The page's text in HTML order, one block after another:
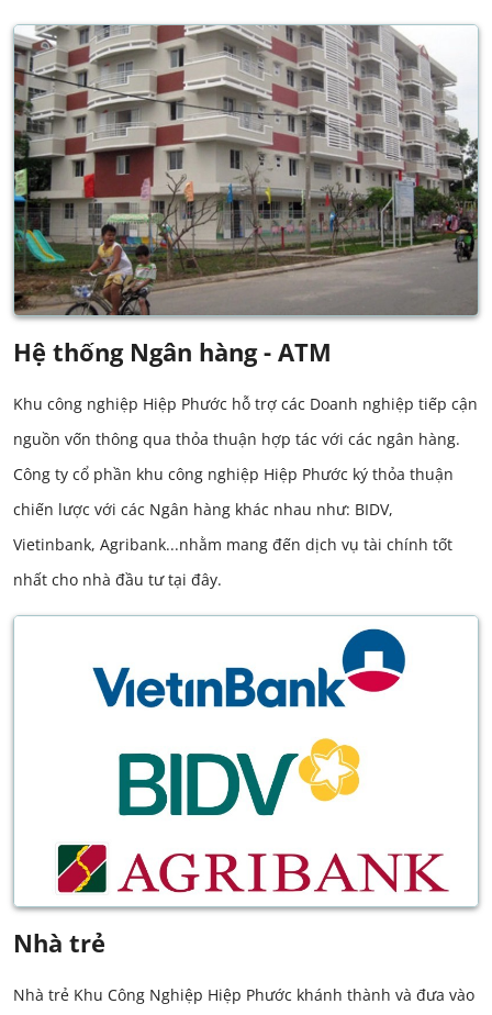
Hệ thống Ngân hàng - ATM
Khu công nghiệp Hiệp Phước hỗ trợ các Doanh nghiệp tiếp cận
nguồn vốn thông qua thỏa thuận hợp tác với các ngân hàng.
Công ty cổ phần khu công nghiệp Hiệp Phước ký thỏa thuận
chiến lược với các Ngân hàng khác nhau như: BIDV,
Vietinbank, Agribank...nhằm mang đến dịch vụ tài chính tốt
nhất cho nhà đầu tư tại đây.
Nhà trẻ
Nhà trẻ Khu Công Nghiệp Hiệp Phước khánh thành và đưa vào